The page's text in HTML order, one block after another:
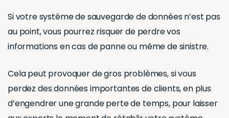
Si votre système de sauvegarde de données n’est pas
au point, vous pourrez risquer de perdre vos
informations en cas de panne ou même de sinistre.
Cela peut provoquer de gros problèmes, si vous
perdez des données importantes de clients, en plus
d’engendrer une grande perte de temps, pour laisser